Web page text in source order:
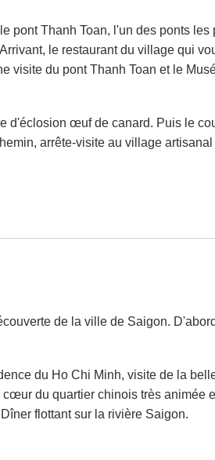
pont Thanh Toan, l'un des ponts
le restaurant du village qui
visite du pont Thanh Toan et le
d'éclosion œuf de canard. Puis le
arrête-visite au village
de la ville de Saigon.
du Ho Chi Minh, visite de la
du quartier chinois très animée
flottant sur la rivière Saigon.